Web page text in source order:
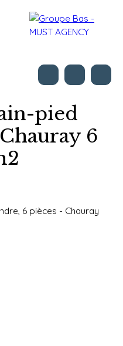
Programmes
pied
6